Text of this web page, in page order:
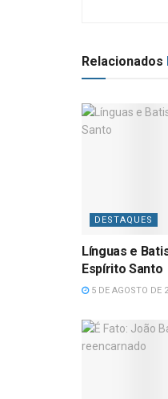
Relacionados
DESTAQUES
Línguas e
Espírito Santo
5 DE AGOSTO DE